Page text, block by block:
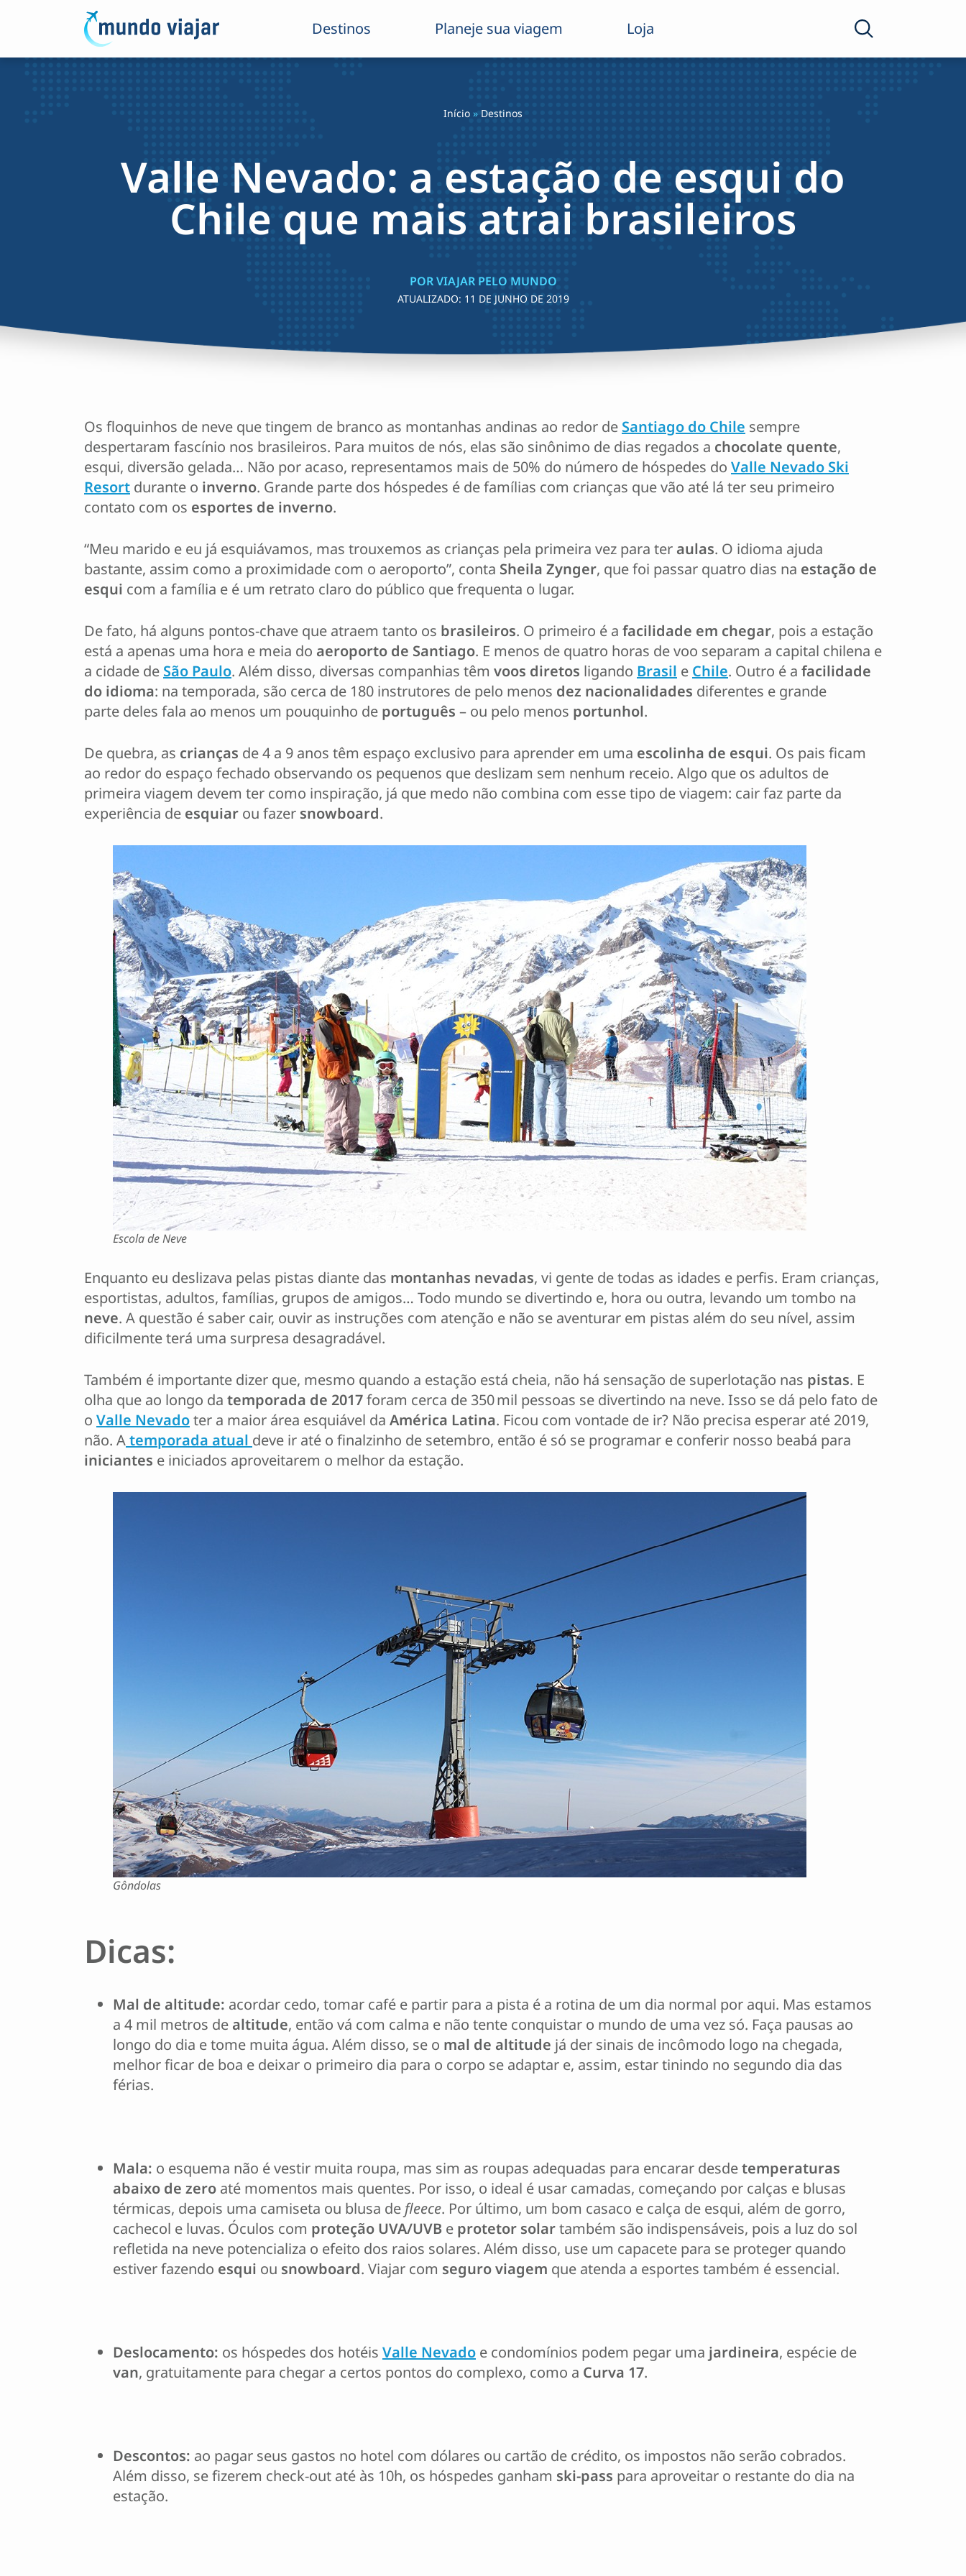
Destinos Planeje sua viagem Loja
Início » Destinos
Valle Nevado: a estação de esqui do
Chile que mais atrai brasileiros
POR VIAJAR PELO MUNDO
ATUALIZADO: 11 DE JUNHO DE 2019
Os floquinhos de neve que tingem de branco as montanhas andinas ao redor de Santiago do Chile sempre
despertaram fascínio nos brasileiros. Para muitos de nós, elas são sinônimo de dias regados a chocolate quente,
esqui, diversão gelada… Não por acaso, representamos mais de 50% do número de hóspedes do Valle Nevado Ski
Resort durante o inverno. Grande parte dos hóspedes é de famílias com crianças que vão até lá ter seu primeiro
contato com os esportes de inverno.
“Meu marido e eu já esquiávamos, mas trouxemos as crianças pela primeira vez para ter aulas. O idioma ajuda
bastante, assim como a proximidade com o aeroporto”, conta Sheila Zynger, que foi passar quatro dias na estação de
esqui com a família e é um retrato claro do público que frequenta o lugar.
De fato, há alguns pontos-chave que atraem tanto os brasileiros. O primeiro é a facilidade em chegar, pois a estação
está a apenas uma hora e meia do aeroporto de Santiago. E menos de quatro horas de voo separam a capital chilena e
a cidade de São Paulo. Além disso, diversas companhias têm voos diretos ligando Brasil e Chile. Outro é a facilidade
do idioma: na temporada, são cerca de 180 instrutores de pelo menos dez nacionalidades diferentes e grande
parte deles fala ao menos um pouquinho de português – ou pelo menos portunhol.
De quebra, as crianças de 4 a 9 anos têm espaço exclusivo para aprender em uma escolinha de esqui. Os pais ficam
ao redor do espaço fechado observando os pequenos que deslizam sem nenhum receio. Algo que os adultos de
primeira viagem devem ter como inspiração, já que medo não combina com esse tipo de viagem: cair faz parte da
experiência de esquiar ou fazer snowboard.
Escola de Neve
Enquanto eu deslizava pelas pistas diante das montanhas nevadas, vi gente de todas as idades e perfis. Eram crianças,
esportistas, adultos, famílias, grupos de amigos… Todo mundo se divertindo e, hora ou outra, levando um tombo na
neve. A questão é saber cair, ouvir as instruções com atenção e não se aventurar em pistas além do seu nível, assim
dificilmente terá uma surpresa desagradável.
Também é importante dizer que, mesmo quando a estação está cheia, não há sensação de superlotação nas pistas. E
olha que ao longo da temporada de 2017foram cerca de 350 mil pessoas se divertindo na neve. Isso se dá pelo fato de
o Valle Nevadoter a maior área esquiável da América Latina. Ficou com vontade de ir? Não precisa esperar até 2019,
não. Atemporada atual deve ir até o finalzinho de setembro, então é só se programar e conferir nosso beabá para
iniciantes e iniciados aproveitarem o melhor da estação.
Gôndolas
Dicas:
Mal de altitude: acordar cedo, tomar café e partir para a pista é a rotina de um dia normal por aqui. Mas estamos
a 4 mil metros de altitude, então vá com calma e não tente conquistar o mundo de uma vez só. Faça pausas ao
longo do dia e tome muita água. Além disso, se o mal de altitude já der sinais de incômodo logo na chegada,
melhor ficar de boa e deixar o primeiro dia para o corpo se adaptar e, assim, estar tinindo no segundo dia das
férias.
Mala: o esquema não é vestir muita roupa, mas sim as roupas adequadas para encarar desdetemperaturas
abaixo de zero até momentos mais quentes. Por isso, o ideal é usar camadas, começando por calças e blusas
térmicas, depois uma camiseta ou blusa de fleece. Por último, um bom casaco e calça de esqui, além de gorro,
cachecol e luvas. Óculos com proteção UVA/UVB e protetor solartambém são indispensáveis, pois a luz do sol
refletida na neve potencializa o efeito dos raios solares. Além disso, use um capacete para se proteger quando
estiver fazendo esqui ou snowboard. Viajar com seguro viagem que atenda a esportes também é essencial.
Deslocamento: os hóspedes dos hotéis Valle Nevado e condomínios podem pegar uma jardineira, espécie de
van, gratuitamente para chegar a certos pontos do complexo, como a Curva 17.
Descontos: ao pagar seus gastos no hotel com dólares ou cartão de crédito, os impostos não serão cobrados.
Além disso, se fizerem check-out até às 10h, os hóspedes ganham ski-pass para aproveitar o restante do dia na
estação.